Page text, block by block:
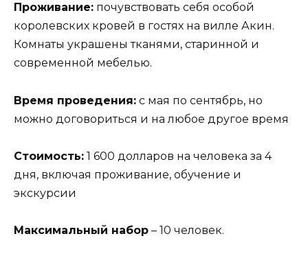
Проживание: почувствовать себя особой
королевских кровей в гостях на вилле Акин.
Комнаты украшены тканями, старинной и
современной мебелью.
Время проведения: с мая по сентябрь, но
можно договориться и на любое другое время
Стоимость: 1 600 долларов на человека за 4
дня, включая проживание, обучение и
экскурсии
Максимальный набор – 10 человек.